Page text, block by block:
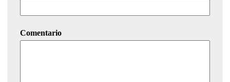
Comentario